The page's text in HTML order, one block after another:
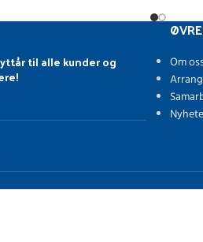
til alle kunder og
Om